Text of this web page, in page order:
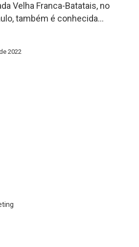
Velha Franca-Batatais, no
também é conhecida…
2022